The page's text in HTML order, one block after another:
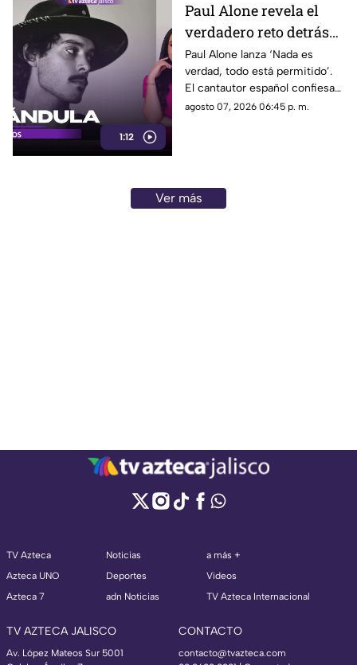
1:12
Paul Alone revela el
verdadero reto detrás
de su nuevo disco
Paul Alone lanza ‘Nada es
verdad, todo está permitido’.
El cantautor español confiesa
el duro proceso creativo con la
agosto 07, 2026 06:45 p. m.
Ver más
TV Azteca
Azteca UNO
Azteca 7
Noticias
Deportes
adn Noticias
a más +
Videos
TV Azteca Internacional
TV AZTECA JALISCO
Av. López Mateos Sur 5001
CONTACTO
contacto@tvazteca.com